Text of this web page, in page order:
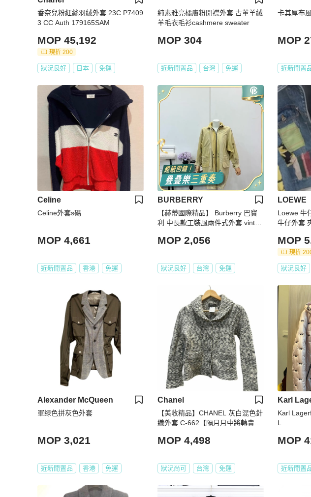
香奈兒粉紅絲羽絨外套 23C P7409
3 CC Auth 179165SAM
MOP 45,192
現折 200
狀況良好 日本 免運
純素雅亮橘膚粉開襟外套 古董羊絨
羊毛衣毛衫cashmere sweater
MOP 304
近新閒置品 台灣 免運
卡其厚布
MOP
近新閒置
Celine
Celine外套s碼
MOP 4,661
近新閒置品 香港 免運
BURBERRY
【赫蒂國際精品】 Burberry 巴寶
利 中長款工裝風兩件式外套 vintag
MOP 2,056
狀況良好 台灣 免運
LOEWE
Loewe 牛
牛仔外套
MOP
現折
狀況良好
Alexander McQueen
軍绿色拼灰色外套
MOP 3,021
近新閒置品 香港 免運
Chanel
【美收精品】CHANEL 灰白混色針
織外套 C-662【隔月月中將轉賣至
MOP 4,498
狀況尚可 台灣 免運
Karl
Karl
L
MOP
近新閒置